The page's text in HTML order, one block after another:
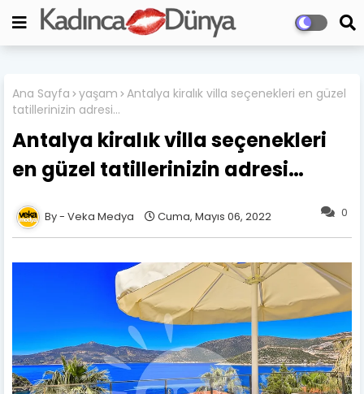
Ana Sayfa yaşam Antalya kiralık villa seçenekleri en güzel
tatillerinizin adresi…
Antalya kiralık villa seçenekleri
en güzel tatillerinizin adresi…
0
Veka Medya Cuma, Mayıs 06, 2022